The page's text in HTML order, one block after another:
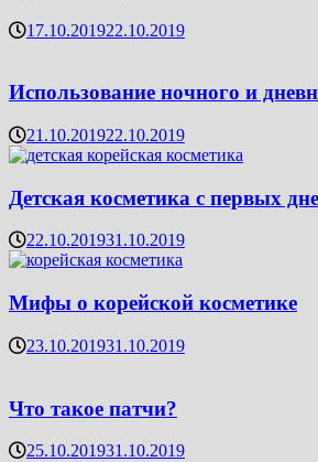
17.10.201922.10.2019
Использование ночного и
21.10.201922.10.2019
Детская косметика с первых
22.10.201931.10.2019
Мифы о корейской косметике
23.10.201931.10.2019
Что такое патчи?
25.10.201931.10.2019